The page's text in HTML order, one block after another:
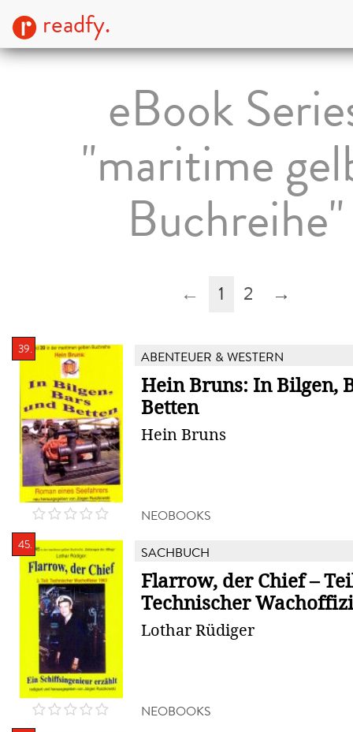
readfy.
eBook
"maritime
Buchreihe"
← 1 2 →
39. ABENTEUER & WESTERN
Hein Bruns: In Bilgen,
Betten
Hein Bruns
NEOBOOKS
45. SACHBUCH
Flarrow, der Chief –
Technischer
Lothar Rüdiger
NEOBOOKS